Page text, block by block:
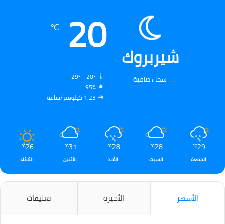
شيربروك
سماء صافية
20
℃
95%
1.23 كيلومتر/ساعة
29
℃
الجمعة
28
℃
السبت
28
℃
الأحد
31
℃
الأثنين
26
℃
الثلاثاء
الأشهر الأخيرة تعليقات